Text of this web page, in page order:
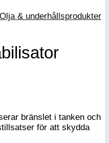
Olja & underhållsprodukter
bränslet i tanken och
för att skydda